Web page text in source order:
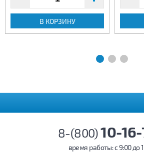
В КОРЗИНУ
8-(800)10-
время работы: c 9:00 до